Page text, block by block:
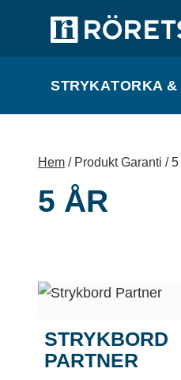
STRYKATORKA
Hem / Produkt Garanti / 5
5 ÅR
STRYKBORD
PARTNER